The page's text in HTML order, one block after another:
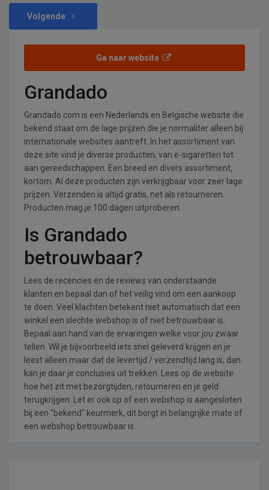
Volgende
Ga naar website
Grandado
Grandado.com is een Nederlands en Belgische website die
bekend staat om de lage prijzen die je normaliter alleen bij
internationale websites aantreft. In het assortiment van
deze site vind je diverse producten, van e-sigaretten tot
aan gereedschappen. Een breed en divers assortiment,
kortom. Al deze producten zijn verkrijgbaar voor zeer lage
prijzen. Verzenden is altijd gratis, net als retourneren.
Producten mag je 100 dagen uitproberen.
Is Grandado
betrouwbaar?
Lees de recencies en de reviews van onderstaande
klanten en bepaal dan of het veilig vind om een aankoop
te doen. Veel klachten betekent niet automatisch dat een
winkel een slechte webshop is of niet betrouwbaar is.
Bepaal aan hand van de ervaringen welke voor jou zwaar
tellen. Wil je bijvoorbeeld iets snel geleverd krijgen en je
leest alleen maar dat de levertijd / verzendtijd lang is, dan
kan je daar je conclusies uit trekken. Lees op de website
hoe het zit met bezorgtijden, retourneren en je geld
terugkrijgen. Let er ook op of een webshop is aangesloten
bij een "bekend" keurmerk, dit borgt in belangrijke mate of
een webshop betrouwbaar is.